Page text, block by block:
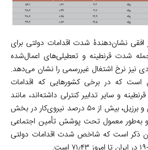
افقی نشان‌دهندۀ شدت اقدامات دولتی برای
جمله شدت قرنطینه و تعطیلی‌های اعمال‌شده
نیز نرخ اشتغال غیررسمی را نشان می‌دهد.
است که در برخی کشورهایی که اقدامات
و سایر تدابیر کنترلی داشته‌اند، مانند
هند، پاکستان، چین و برزیل، بیش از ۵۰ درصد نیروی‌کار در بخش
به‌طور معمول تحت پوشش تأمین اجتماعی
ذکر است که شاخص شدت اقدامات دولتی